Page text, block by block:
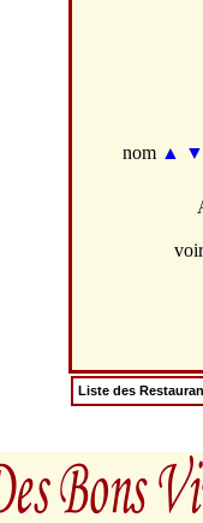
nom ▲ ▼
Liste des